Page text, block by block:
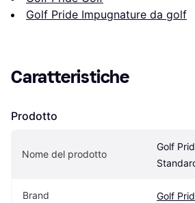
Golf Pride Impugnature da golf
Caratteristiche
Prodotto
Nome del prodotto
Golf
Brand Golf